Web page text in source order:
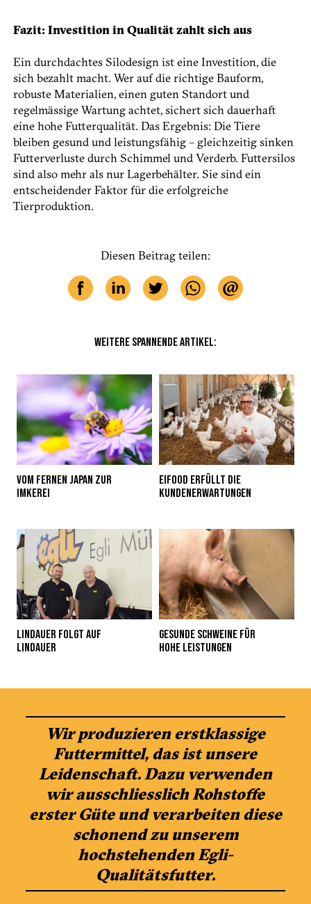
Fazit: Investition in Qualität zahlt sich aus
Ein durchdachtes Silodesign ist eine Investition, die
sich bezahlt macht. Wer auf die richtige Bauform,
robuste Materialien, einen guten Standort und
regelmässige Wartung achtet, sichert sich dauerhaft
eine hohe Futterqualität. Das Ergebnis: Die Tiere
bleiben gesund und leistungsfähig – gleichzeitig sinken
Futterverluste durch Schimmel und Verderb. Futtersilos
sind also mehr als nur Lagerbehälter. Sie sind ein
entscheidender Faktor für die erfolgreiche
Tierproduktion.
Diesen Beitrag teilen:
WEITERE SPANNENDE ARTIKEL:
VOM FERNEN JAPAN ZUR
IMKEREI
EIFOOD ERFÜLLT DIE
KUNDENERWARTUNGEN
LINDAUER FOLGT AUF
LINDAUER
GESUNDE SCHWEINE FÜR
HOHE LEISTUNGEN
Wir produzieren erstklassige
Futtermittel, das ist unsere
Leidenschaft. Dazu verwenden
wir ausschliesslich Rohstoffe
erster Güte und verarbeiten diese
schonend zu unserem
hochstehenden Egli-
Qualitätsfutter.